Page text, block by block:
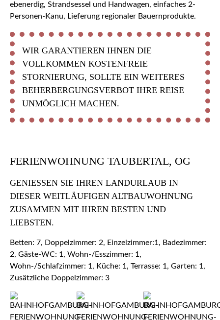
ebenerdig, Strandsessel und Handwagen, einfaches 2-
Personen-Kanu, Lieferung regionaler Bauernprodukte.
WIR GARANTIEREN IHNEN DIE
VOLLKOMMEN KOSTENFREIE
STORNIERUNG, SOLLTE EIN WEITERES
BEHERBERGUNGSVERBOT IHRE REISE
UNMÖGLICH MACHEN.
FERIENWOHNUNG TAUBERTAL, OG
GENIESSEN SIE IHREN LANDURLAUB IN D
IESER WEITLÄUFIGEN ALTBAUWOHNUNG Z
USAMMEN MIT IHREN BESTEN UND L
IEBSTEN.
Betten: 7, Doppelzimmer: 2, Einzelzimmer:1, Badezimmer:
2, Gäste-WC: 1, Wohn-/Esszimmer: 1,
Wohn-/Schlafzimmer: 1, Küche: 1, Terrasse: 1, Garten: 1,
Zusätzliche Doppelzimmer: 3